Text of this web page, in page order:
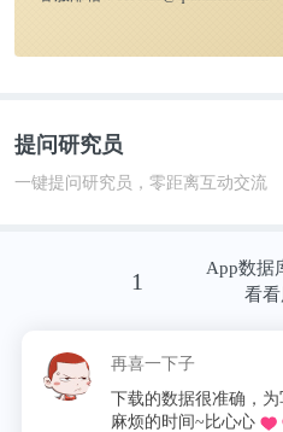
量低、审稿慢），最有效
薪的方式解决。
稿人选择拿酬薪。
审稿人提升为编辑，而他
2，期刊部是否有能力支付
提问研究员
一键提问研究员，零距离互动交流
1
App数据
看
再喜一下子
下载的数据很准确，
麻烦的时间~比心心